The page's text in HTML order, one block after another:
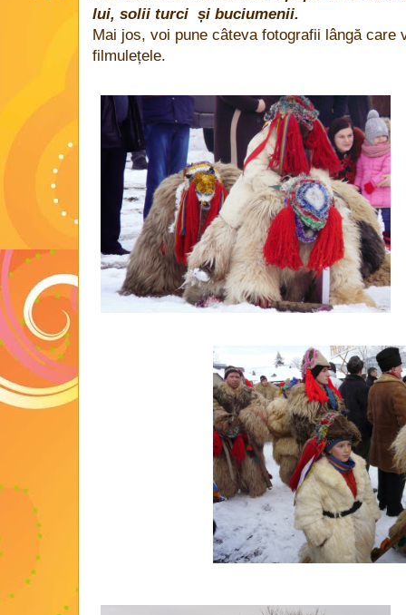
lui, solii turci și buciumenii.
Mai jos, voi pune câteva fotografii lângă care
filmulețele.